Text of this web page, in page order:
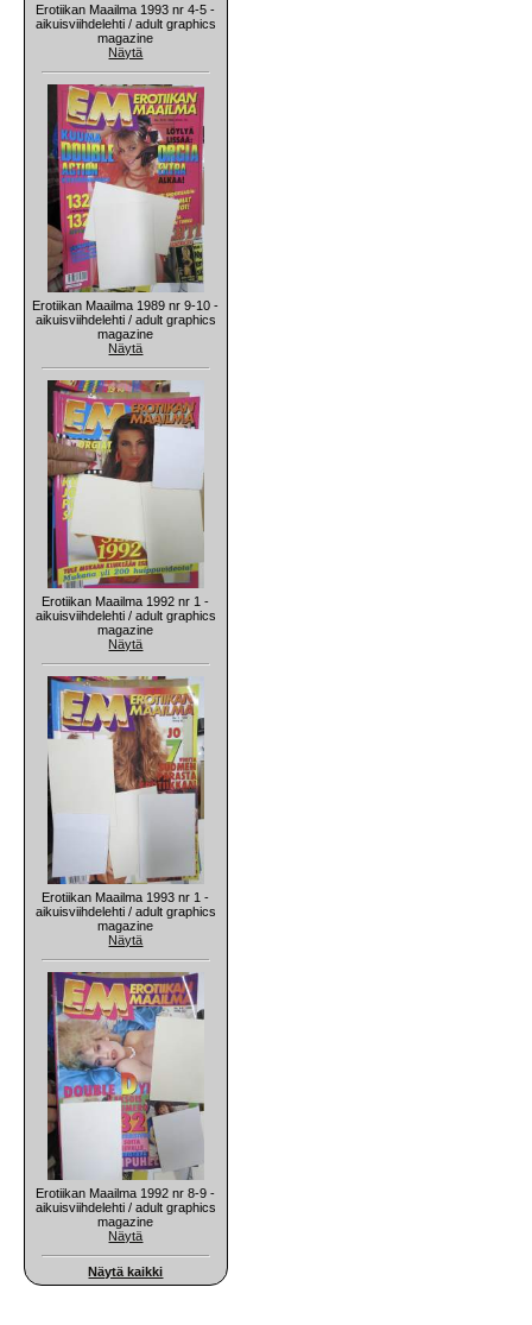
Erotiikan Maailma 1993 nr 4-5 -
aikuisviihdelehti / adult graphics
magazine
Näytä
Erotiikan Maailma 1989 nr 9-10 -
aikuisviihdelehti / adult graphics
magazine
Näytä
Erotiikan Maailma 1992 nr 1 -
aikuisviihdelehti / adult graphics
magazine
Näytä
Erotiikan Maailma 1993 nr 1 -
aikuisviihdelehti / adult graphics
magazine
Näytä
Erotiikan Maailma 1992 nr 8-9 -
aikuisviihdelehti / adult graphics
magazine
Näytä
Näytä kaikki